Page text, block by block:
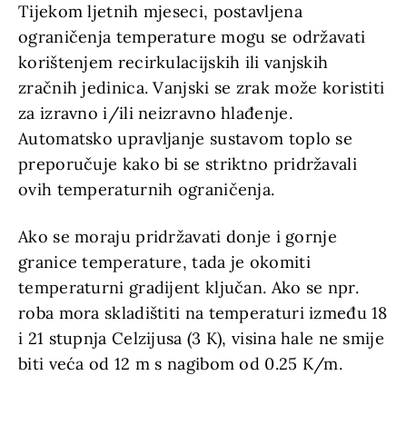
Tijekom ljetnih mjeseci, postavljena
ograničenja temperature mogu se održavati
korištenjem recirkulacijskih ili vanjskih
zračnih jedinica. Vanjski se zrak može koristiti
za izravno i/ili neizravno hlađenje.
Automatsko upravljanje sustavom toplo se
preporučuje kako bi se striktno pridržavali
ovih temperaturnih ograničenja.
Ako se moraju pridržavati donje i gornje
granice temperature, tada je okomiti
temperaturni gradijent ključan. Ako se npr.
roba mora skladištiti na temperaturi između 18
i 21 stupnja Celzijusa (3 K), visina hale ne smije
biti veća od 12 m s nagibom od 0.25 K/m.